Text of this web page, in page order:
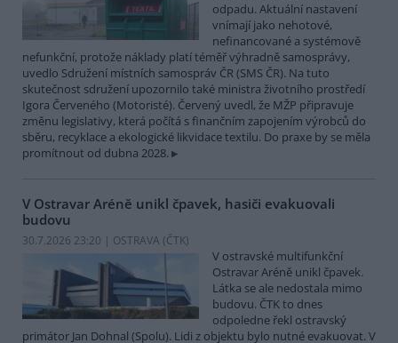
odpadu. Aktuální nastavení
vnímají jako nehotové,
nefinancované a systémově
nefunkční, protože náklady platí téměř výhradně samosprávy,
uvedlo Sdružení místních samospráv ČR (SMS ČR). Na tuto
skutečnost sdružení upozornilo také ministra životního prostředí
Igora Červeného (Motoristé). Červený uvedl, že MŽP připravuje
změnu legislativy, která počítá s finančním zapojením výrobců do
sběru, recyklace a ekologické likvidace textilu. Do praxe by se měla
promítnout od dubna 2028.
V Ostravar Aréně unikl čpavek, hasiči evakuovali
budovu
30.7.2026 23:20 | OSTRAVA (ČTK)
V ostravské multifunkční
Ostravar Aréně unikl čpavek.
Látka se ale nedostala mimo
budovu. ČTK to dnes
odpoledne řekl ostravský
primátor Jan Dohnal (Spolu). Lidi z objektu bylo nutné evakuovat. V